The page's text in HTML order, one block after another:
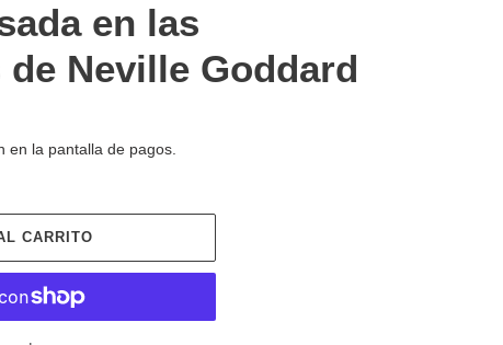
en las
de Neville Goddard
en la pantalla de pagos.
CARRITO